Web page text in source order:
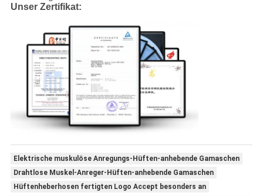
Unser Zertifikat:
Elektrische muskulöse Anregungs-Hüften-anhebende Gamaschen
Drahtlose Muskel-Anreger-Hüften-anhebende Gamaschen
Hüftenheberhosen fertigten Logo Accept besonders an